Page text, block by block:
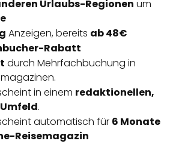
Urlaubs-Regionen um
Anzeigen, bereits ab 48€
Rabatt
durch Mehrfachbuchung in
in einem redaktionellen,
.
automatisch für 6 Monate
Reisemagazin